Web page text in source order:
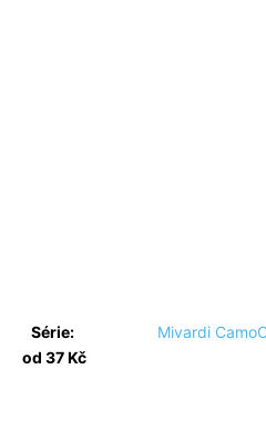
Série:
Mivardi
od 37 Kč